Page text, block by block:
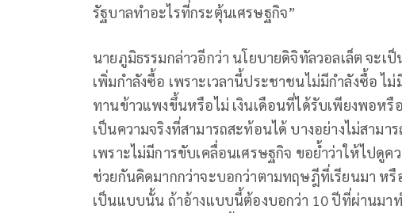
รัฐบาลทำอะไรที่กระตุ้นเศรษฐกิจ”
นายภูมิธรรมกล่าวอีกว่า นโยบายดิจิทัลวอลเล็ต จะเ
เพิ่มกำลังซื้อ เพราะเวลานี้ประชาชนไม่มีกำลังซื้อ ไ
ทานข้าวแพงขึ้นหรือไม่ เงินเดือนที่ได้รับเพียงพอห
เป็นความจริงที่สามารถสะท้อนได้ บางอย่างไม่สามา
เพราะไม่มีการขับเคลื่อนเศรษฐกิจ ขอย้ำว่าให้ไปดูค
ช่วยกันคิดมากกว่าจะบอกว่าตามทฤษฎีที่เรียนมา ห
เป็นแบบนั้น ถ้าอ้างแบบนี้ต้องบอกว่า 10 ปีที่ผ่านมา